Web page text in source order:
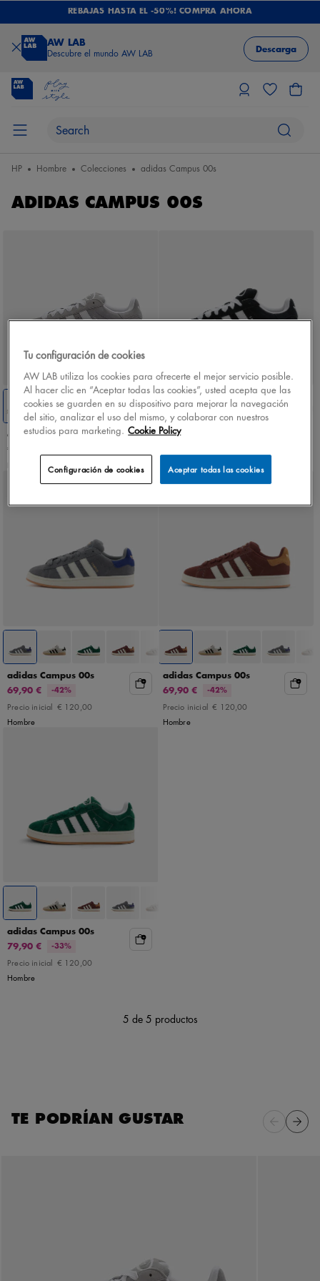
REBAJAS HASTA EL -50%! COMPRA AHORA
AW LAB
Descubre el mundo AW LAB Descarga
HP Hombre Colecciones adidas Campus 00s
ADIDAS CAMPUS 00S
adidas Campus 00s
€ 120,00
adidas Campus 00s
Hombre
adidas Campus 00s
69,90 €
-42%
Precio inicial € 120,00
Hombre
adidas Campus 00s
69,90 €
-42%
Precio inicial € 120,00
Hombre
adidas Campus 00s
79,90 €
-33%
Precio inicial € 120,00
Hombre
5 de 5 productos
TE PODRÍAN GUSTAR
Tu configuración de cookies
AW LAB utiliza los cookies para ofrecerte el mejor servicio posible.
Al hacer clic en “Aceptar todas las cookies”, usted acepta que las
cookies se guarden en su dispositivo para mejorar la navegación
del sitio, analizar el uso del mismo, y colaborar con nuestros
estudios para marketing. Cookie Policy
Aceptar todas las cookies
Configuración de cookies